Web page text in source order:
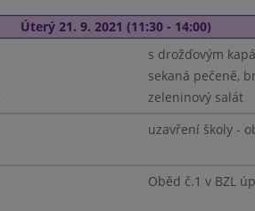
Úterý 21. 9. 2021 (11:30 - 14:00)
s drožďovým
sekaná pečeně,
zeleninový salát
uzavření školy -
Oběd č.1 v BZL